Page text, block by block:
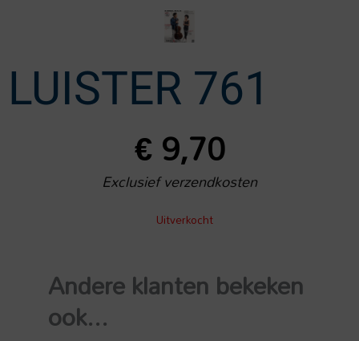
LUISTER 761
€9,70
Exclusief verzendkosten
Uitverkocht
Andere klanten bekeken
ook...